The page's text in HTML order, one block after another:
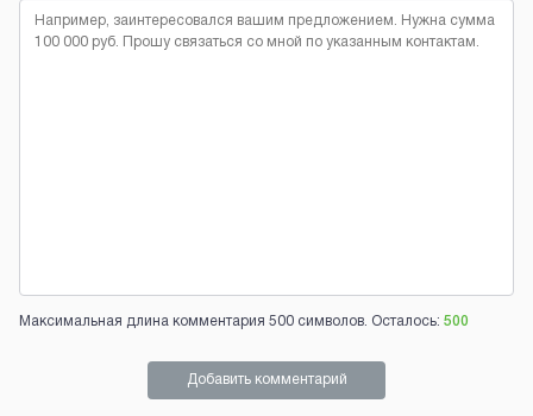
Максимальная длина комментария 500 символов. Осталось: 500
Добавить комментарий